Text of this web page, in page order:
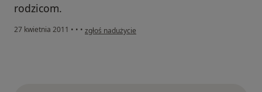
rodzicom.
27 kwietnia 2011 • • • w opinii użytkownika Konto zostało usunięte
zgłoś nadużycie